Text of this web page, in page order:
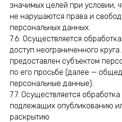
значимых целей при условии,
не нарушаются права и
персональных данных.
7.6. Осуществляется
доступ неограниченного
предоставлен субъектом
по его просьбе (далее —
персональные данные).
7.7. Осуществляется
подлежащих опубликованию
раскрытию